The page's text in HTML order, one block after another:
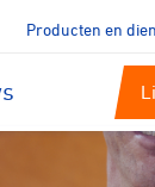
Producten en